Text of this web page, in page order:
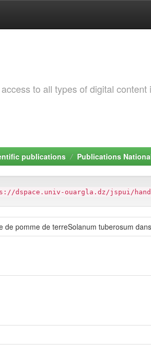
to all types of digital content
publications Publications
dspace.univ-ouargla.dz/jspui/
de pomme de terreSolanum tuberosum